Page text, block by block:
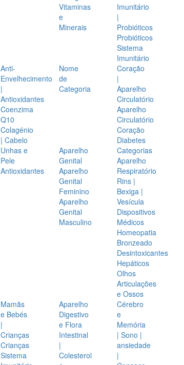
Vitaminas
e
Minerais
Imunitário
|
Probióticos
Probióticos
Sistema
Imunitário
Anti-
Envelhecimento
|
Antioxidantes
Coenzima
Q10
Colagénio
| Cabelo
Unhas e
Pele
Antioxidantes
Nome
de
Categoria
Coração
|
Aparelho
Circulatório
Aparelho
Circulatório
Coração
Diabetes
Aparelho
Genital
Aparelho
Genital
Feminino
Aparelho
Genital
Masculino
Categorias
Aparelho
Respiratório
Rins |
Bexiga |
Vesícula
Dispositivos
Médicos
Homeopatia
Bronzeado
Desintoxicantes
Hepáticos
Olhos
Articulações
e Ossos
Mamãs
e Bebés
|
Crianças
Crianças
Sistema
Aparelho
Digestivo
e Flora
Intestinal
|
Colesterol
Cérebro
e
Memória
| Sono |
ansiedade
|